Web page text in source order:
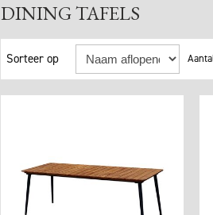
DINING TAFELS
Sorteer op